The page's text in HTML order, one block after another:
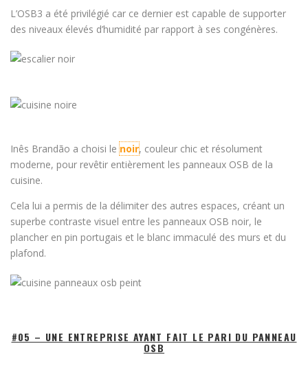
L’OSB3 a été privilégié car ce dernier est capable de supporter
des niveaux élevés d’humidité par rapport à ses congénères.
Inês Brandão a choisi lenoir, couleur chic et résolument
moderne, pour revêtir entièrement les panneaux OSB de la
cuisine.
Cela lui a permis de la délimiter des autres espaces, créant un
superbe contraste visuel entre les panneaux OSB noir, le
plancher en pin portugais et le blanc immaculé des murs et du
plafond.
#05 – UNE ENTREPRISE AYANT FAIT LE PARI DU PANNEAU
OSB